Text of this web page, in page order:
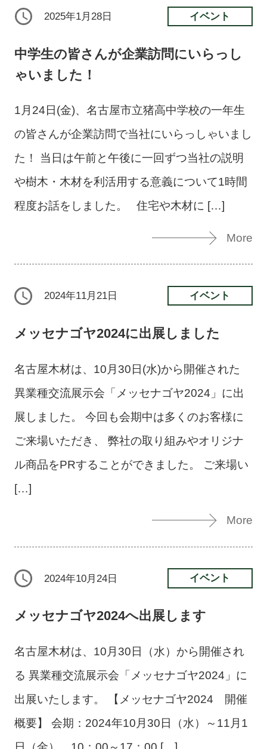
2025年1月28日 イベント
中学生の皆さんが企業訪問にいらっし
ゃいました！
1月24日(金)、名古屋市立猪高中学校の一年生
の皆さんが企業訪問で当社にいらっしゃいまし
た！ 当日は午前と午後に一回ずつ当社の説明
や樹木・木材を利活用する意義について1時間
程度お話をしました。 住宅や木材に […]
More
2024年11月21日 イベント
メッセナゴヤ2024に出展しました
名古屋木材は、10月30日(水)から開催された
異業種交流展示会「メッセナゴヤ2024」に出
展しました。 今回も会期中は多くのお客様に
ご来場いただき、 弊社の取り組みやオリジナ
ル商品をPRすることができました。 ご来場い
[…]
More
2024年10月24日 イベント
メッセナゴヤ2024へ出展します
名古屋木材は、10月30日（水）から開催され
る 異業種交流展示会「メッセナゴヤ2024」に
出展いたします。 【メッセナゴヤ2024 開催
概要】 会期：2024年10月30日（水）～11月1